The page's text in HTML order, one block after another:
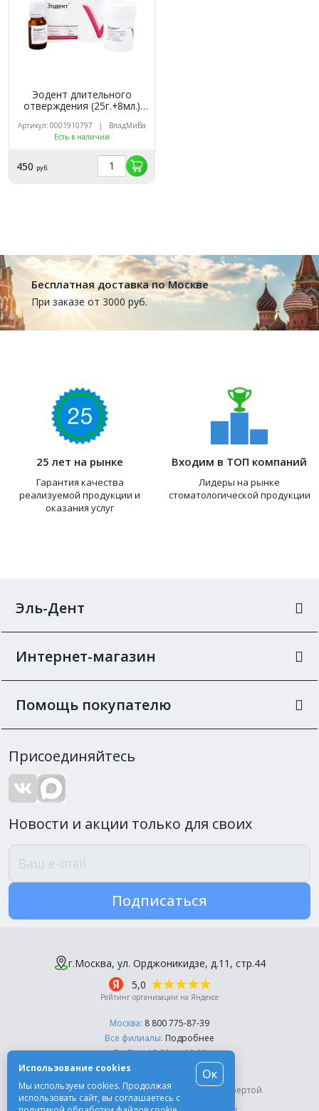
Эодент длительного
отверждения (25г.+8мл.)
цемент, ВладМиВа
Артикул: 0001910797 | ВладМиВа
Есть в наличии
450 руб.
Бесплатная доставка по Москве
При заказе от 3000 руб.
25 лет на рынке
Гарантия качества
реализуемой продукции и
оказания услуг
Входим в ТОП компаний
Лидеры на рынке
стоматологической продукции
Эль-Дент
Интернет-магазин
Помощь покупателю
Присоединяйтесь
Новости и акции только для своих
Подписаться
© Компания «Эль-Дент», 2003-2026
Цены на сайте не являются публичной офертой
г.Москва, ул. Орджоникидзе, д.11, стр.44
5,0
Рейтинг организации на Яндексе
Москва: 8 800 775-87-39
Все филиалы: Подробнее
Пн-Пт, с 10:00 до 18:00
Использование cookies
Мы используем cookies. Продолжая
использовать сайт, вы соглашаетесь с
Ок